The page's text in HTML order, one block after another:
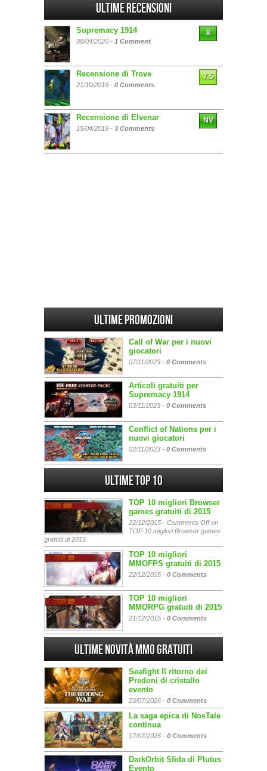
Ultime Recensioni
Supremacy 1914
08/04/2020 - 1 Comment
8
Recensione di Trove
21/10/2019 - 0 Comments
7.5
Recensione di Elvenar
15/04/2019 - 3 Comments
NV
Ultime promozioni
Call of War per i nuovi
giocatori
07/11/2023 - 0 Comments
Articoli gratuiti per
Supremacy 1914
03/11/2023 - 0 Comments
Conflict of Nations per i
nuovi giocatori
02/11/2023 - 0 Comments
Ultime Top 10
TOP 10 migliori Browser
games gratuiti di 2015
22/12/2015 - Comments Offon
TOP 10 migliori Browser games
gratuiti di 2015
TOP 10 migliori
MMOFPS gratuiti di 2015
22/12/2015 - 0 Comments
TOP 10 migliori
MMORPG gratuiti di 2015
21/12/2015 - 0 Comments
Ultime Novità MMO gratuiti
Seafight Il ritorno dei
Predoni di cristallo
evento
23/07/2026 - 0 Comments
La saga epica di NosTale
continua
17/07/2026 - 0 Comments
DarkOrbit Sfida di Plutus
Evento